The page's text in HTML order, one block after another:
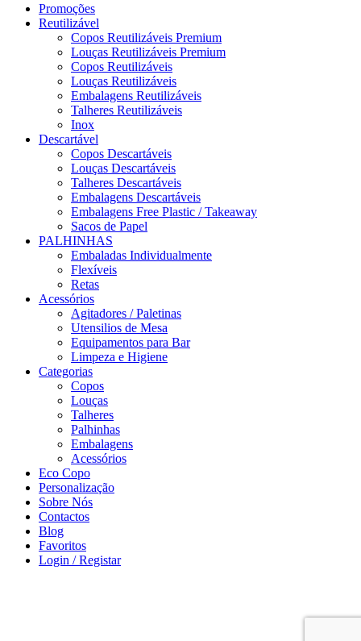
Promoções
Reutilizável
Copos Reutilizáveis Premium
Louças Reutilizáveis Premium
Copos Reutilizáveis
Louças Reutilizáveis
Embalagens Reutilizáveis
Talheres Reutilizáveis
Inox
Descartável
Copos Descartáveis
Louças Descartáveis
Talheres Descartáveis
Embalagens Descartáveis
Embalagens Free Plastic / Takeaway
Sacos de Papel
PALHINHAS
Embaladas Individualmente
Flexíveis
Retas
Acessórios
Agitadores / Paletinas
Utensilios de Mesa
Equipamentos para Bar
Limpeza e Higiene
Categorias
Copos
Louças
Talheres
Palhinhas
Embalagens
Acessórios
Eco Copo
Personalização
Sobre Nós
Contactos
Blog
Favoritos
Login / Registar